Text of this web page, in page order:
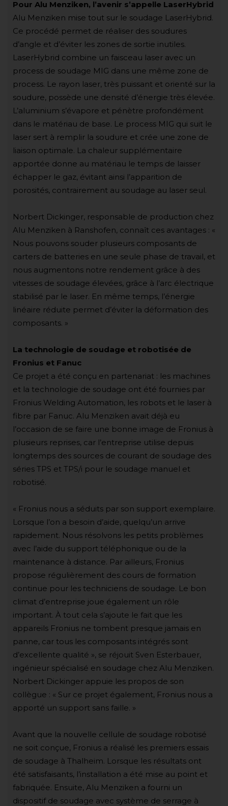
Pour Alu Menziken, l’avenir s’appelle LaserHybrid
Alu Menziken mise tout sur le soudage LaserHybrid.
Ce procédé permet de réaliser des soudures
d’angle et d’éviter les zones de sortie inutiles.
LaserHybrid combine un faisceau laser avec un
process de soudage MIG dans une même zone de
process. Le rayon laser, très puissant et orienté sur la
soudure, possède une densité d’énergie très élevée.
L’aluminium s’évapore et pénètre profondément
dans le matériau de base. Le process MIG qui suit le
laser sert à remplir la soudure et crée une zone de
liaison optimale. La chaleur supplémentaire
apportée donne au matériau le temps de laisser
échapper le gaz, évitant ainsi l’apparition de
porosités, contrairement au soudage au laser seul.
Norbert Dickinger, responsable de production chez
Alu Menziken à Ranshofen, connaît ces avantages : «
Nous pouvons souder plusieurs composants de
carters de batteries en une seule phase de travail, et
nous augmentons notre rendement grâce à des
vitesses de soudage élevées, grâce à l’arc électrique
stabilisé par le laser. En même temps, l’énergie
linéaire réduite permet d’éviter la déformation des
composants. »
La technologie de soudage et robotisée de
Fronius et Fanuc
Ce projet a été conçu en partenariat : les machines
et la technologie de soudage ont été fournies par
Fronius Welding Automation, les robots et le laser à
fibre par Fanuc. Alu Menziken avait déjà eu
l’occasion de se faire une bonne image de Fronius à
plusieurs reprises, car l’entreprise utilise depuis
longtemps des sources de courant de soudage des
séries TPS et TPS/i pour le soudage manuel et
robotisé.
« Fronius nous a séduits par son support exemplaire.
Lorsque l’on a besoin d’aide, quelqu’un arrive
rapidement. Nous résolvons les petits problèmes
avec l’aide du support téléphonique ou de la
maintenance à distance. Par ailleurs, Fronius
propose régulièrement des cours de formation
continue pour les techniciens de soudage. Le bon
climat d’entreprise joue également un rôle
important. À tout cela s’ajoute le fait que les
appareils Fronius ne tombent presque jamais en
panne, car tous les composants intégrés sont
d’excellente qualité », se réjouit Sven Esterbauer,
ingénieur spécialisé en soudage chez Alu Menziken.
Norbert Dickinger appuie les propos de son
collègue : « Sur ce projet également, Fronius nous a
apporté un support sans faille. »
Avant que la nouvelle cellule de soudage robotisé
ne soit conçue, Fronius a réalisé les premiers essais
de soudage à Thalheim. Lorsque les résultats ont
été satisfaisants, l’installation a été mise au point et
fabriquée. Ensuite, Alu Menziken a fourni un
dispositif de soudage avec système de serrage à